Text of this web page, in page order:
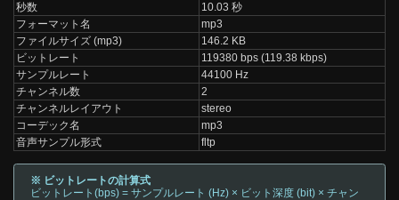
秒数
10.03 秒
フォーマット名
mp3
ファイルサイズ (mp3)
146.2 KB
ビットレート
119380 bps (119.38 kbps)
サンプルレート
44100 Hz
チャンネル数
2
チャンネルレイアウト
stereo
コーデック名
mp3
音声サンプル形式
fltp
※ ビットレートの計算式
ビットレート(bps) = サンプルレート (Hz) × ビット深度 (bit) × チャン